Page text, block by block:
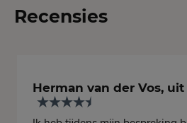
Recensies
Herman van der Vos,